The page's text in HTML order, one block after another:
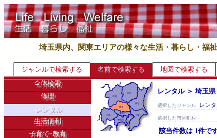
埼玉県内、関東エリアの様々な生活・暮らし・福
ジャンルで検索する 名前で検索する
地図で検索する
全体検索
修理
レンタル
生活便利
子育て･教育
レンタル ＞ 埼玉
選択したジャンル レン
選択した市区町村
該当件数は 1件で